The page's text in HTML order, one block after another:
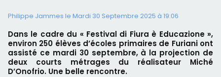
Philippe Jammes le Mardi 30 Septembre 2025 à 19:06
Dans le cadre du « Festival di Fiura è Educazione »,
environ 250 élèves d’écoles primaires de Furiani ont
assisté ce mardi 30 septembre, à la projection de
deux courts métrages du réalisateur Miché
D’Onofrio. Une belle rencontre.